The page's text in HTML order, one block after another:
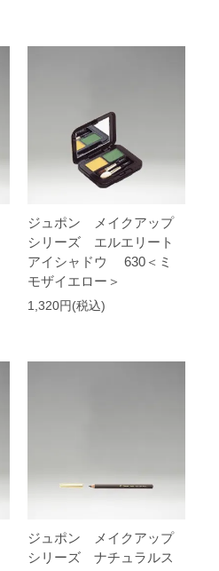
ジュポン メイクアップ
シリーズ エルエリート
アイシャドウ 630＜ミ
モザイエロー＞
1,320円(税込)
ジュポン メイクアップ
シリーズ ナチュラルス